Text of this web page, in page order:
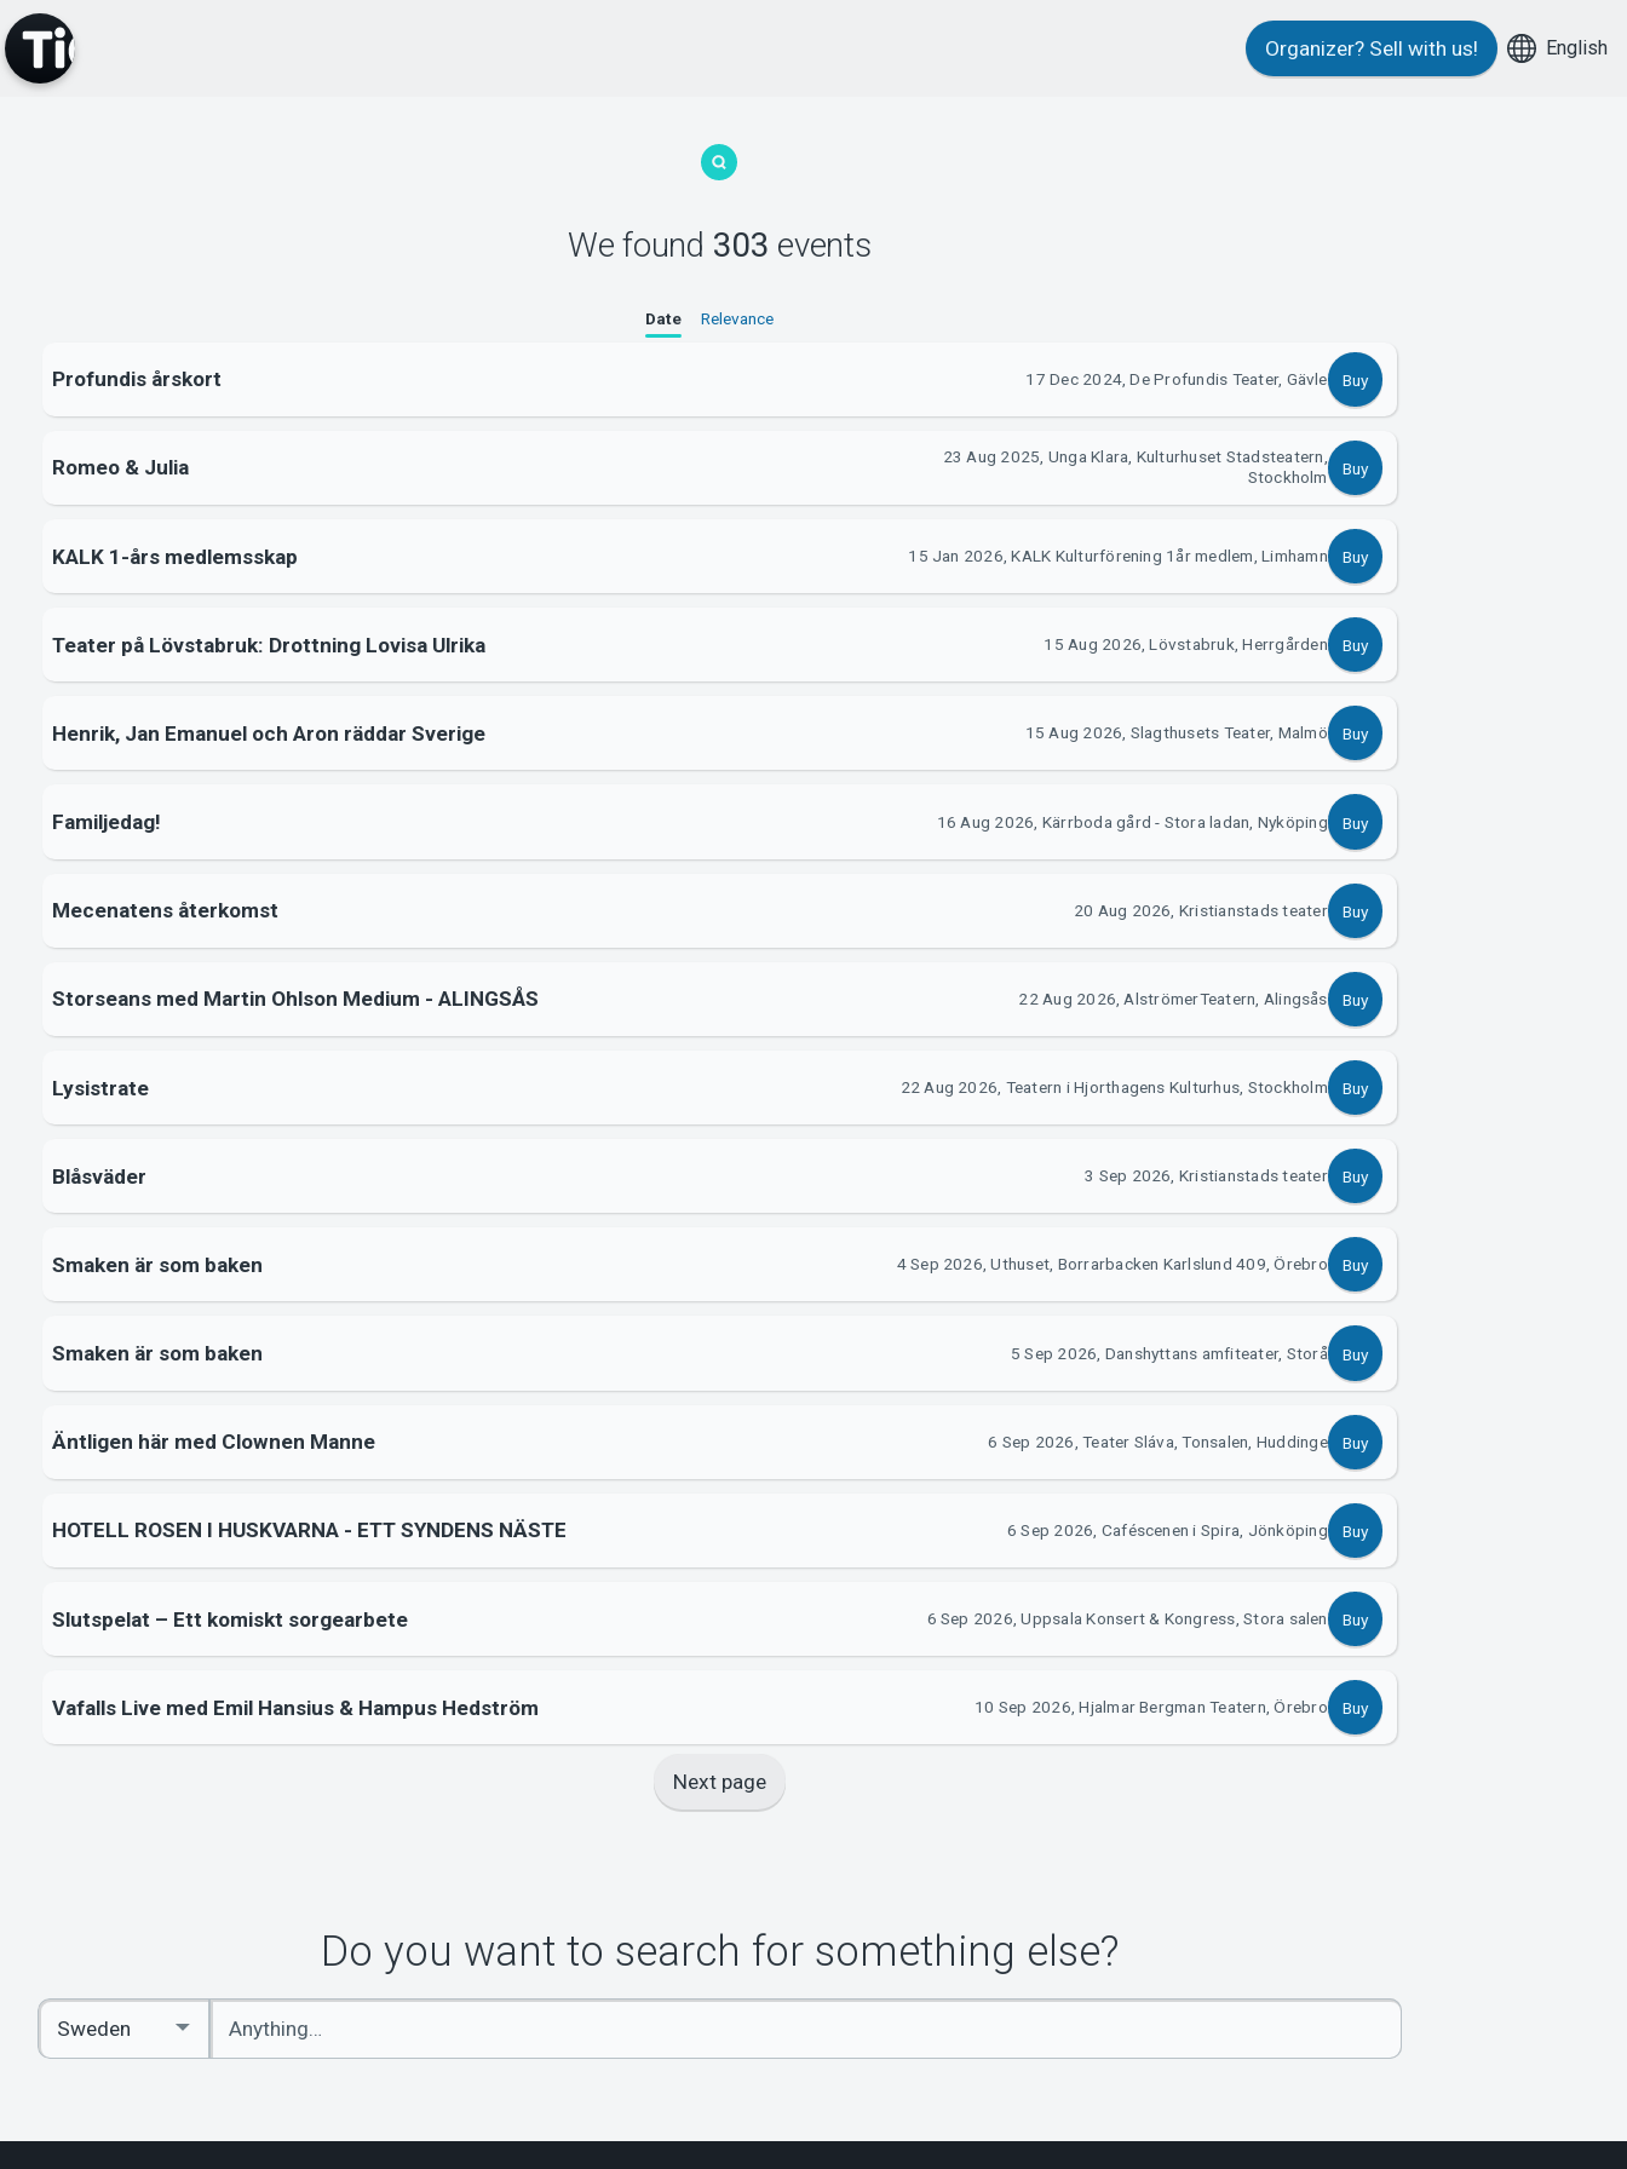
Organizer? Sell with us! English
We found 303 events
Date Relevance
Profundis årskort 17 Dec 2024, De Profundis Teater, Gävle Buy
Romeo & Julia
23 Aug 2025, Unga Klara, Kulturhuset Stadsteatern,
Stockholm
Buy
KALK 1-års medlemsskap 15 Jan 2026, KALK Kulturförening 1år medlem, Limhamn Buy
Teater på Lövstabruk: Drottning Lovisa Ulrika 15 Aug 2026, Lövstabruk, Herrgården Buy
Henrik, Jan Emanuel och Aron räddar Sverige 15 Aug 2026, Slagthusets Teater, Malmö Buy
Familjedag! 16 Aug 2026, Kärrboda gård - Stora ladan, Nyköping Buy
Mecenatens återkomst 20 Aug 2026, Kristianstads teater Buy
Storseans med Martin Ohlson Medium - ALINGSÅS 22 Aug 2026, AlströmerTeatern, Alingsås Buy
Lysistrate 22 Aug 2026, Teatern i Hjorthagens Kulturhus, Stockholm Buy
Blåsväder 3 Sep 2026, Kristianstads teater Buy
Smaken är som baken 4 Sep 2026, Uthuset, Borrarbacken Karlslund 409, Örebro Buy
Smaken är som baken 5 Sep 2026, Danshyttans amfiteater, Storå Buy
Äntligen här med Clownen Manne 6 Sep 2026, Teater Sláva, Tonsalen, Huddinge Buy
HOTELL ROSEN I HUSKVARNA - ETT SYNDENS NÄSTE 6 Sep 2026, Caféscenen i Spira, Jönköping Buy
Slutspelat – Ett komiskt sorgearbete 6 Sep 2026, Uppsala Konsert & Kongress, Stora salen Buy
Vafalls Live med Emil Hansius & Hampus Hedström 10 Sep 2026, Hjalmar Bergman Teatern, Örebro Buy
Next page
Do you want to search for something else?
Enter
keywords
Select
Country